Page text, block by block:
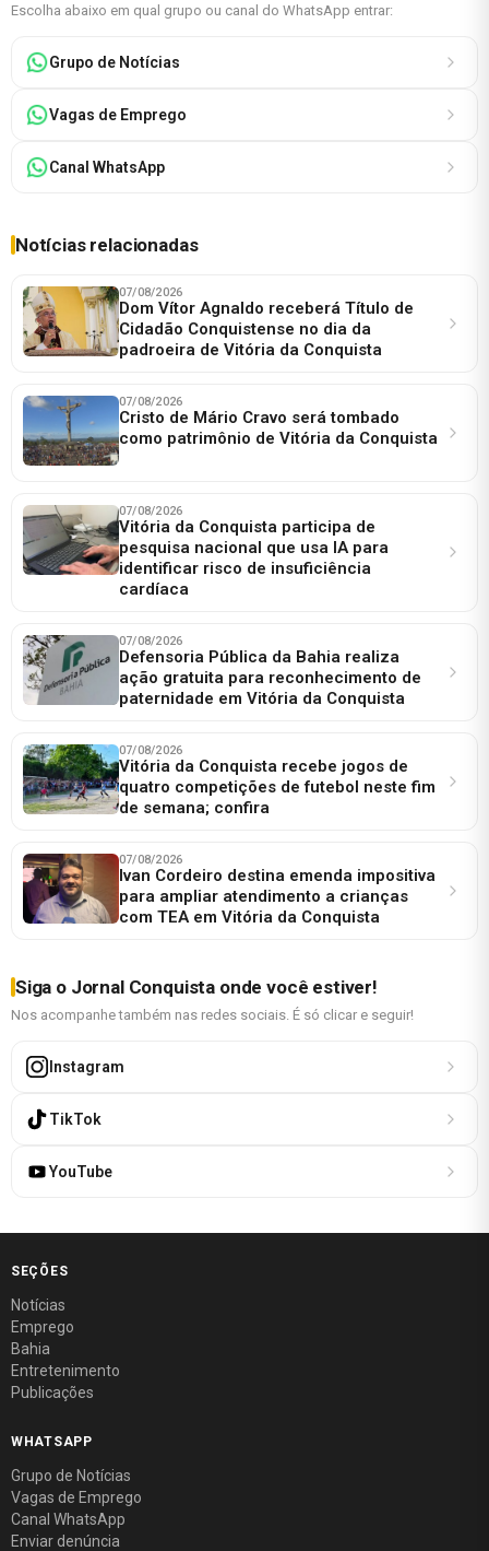
Escolha abaixo em qual grupo ou canal do WhatsApp entrar:
Grupo de Notícias
Vagas de Emprego
Canal WhatsApp
Notícias relacionadas
07/08/2026
Dom Vítor Agnaldo receberá Título de
Cidadão Conquistense no dia da
padroeira de Vitória da Conquista
07/08/2026
Cristo de Mário Cravo será tombado
como patrimônio de Vitória da Conquista
07/08/2026
Vitória da Conquista participa de
pesquisa nacional que usa IA para
identificar risco de insuficiência
cardíaca
07/08/2026
Defensoria Pública da Bahia realiza
ação gratuita para reconhecimento de
paternidade em Vitória da Conquista
07/08/2026
Vitória da Conquista recebe jogos de
quatro competições de futebol neste fim
de semana; confira
07/08/2026
Ivan Cordeiro destina emenda impositiva
para ampliar atendimento a crianças
com TEA em Vitória da Conquista
Siga o Jornal Conquista onde você estiver!
Nos acompanhe também nas redes sociais. É só clicar e seguir!
Instagram
TikTok
YouTube
SEÇÕES
Notícias
Emprego
Bahia
Entretenimento
Publicações
WHATSAPP
Grupo de Notícias
Vagas de Emprego
Canal WhatsApp
Enviar denúncia